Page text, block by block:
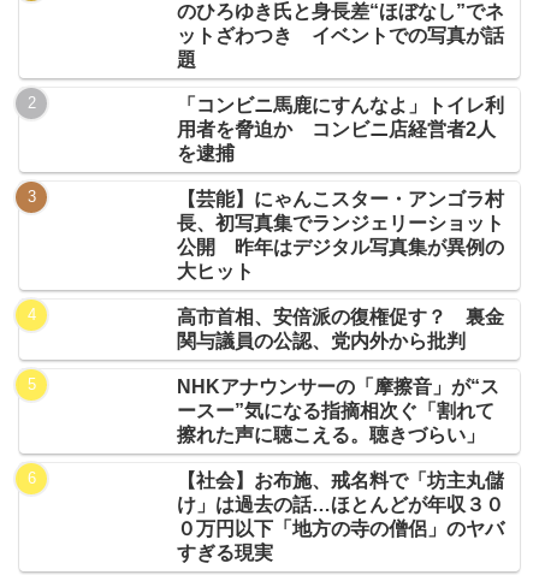
のひろゆき氏と身長差“ほぼなし”でネ
ットざわつき イベントでの写真が話
題
「コンビニ馬鹿にすんなよ」トイレ利
用者を脅迫か コンビニ店経営者2人
を逮捕
【芸能】にゃんこスター・アンゴラ村
長、初写真集でランジェリーショット
公開 昨年はデジタル写真集が異例の
大ヒット
高市首相、安倍派の復権促す？ 裏金
関与議員の公認、党内外から批判
NHKアナウンサーの「摩擦音」が“ス
ースー”気になる指摘相次ぐ「割れて
擦れた声に聴こえる。聴きづらい」
【社会】お布施、戒名料で「坊主丸儲
け」は過去の話…ほとんどが年収３０
０万円以下「地方の寺の僧侶」のヤバ
すぎる現実